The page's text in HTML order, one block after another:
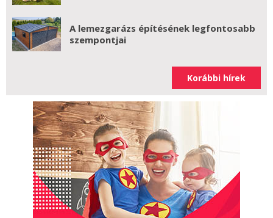
A lemezgarázs építésének legfontosabb
szempontjai
Korábbi hírek